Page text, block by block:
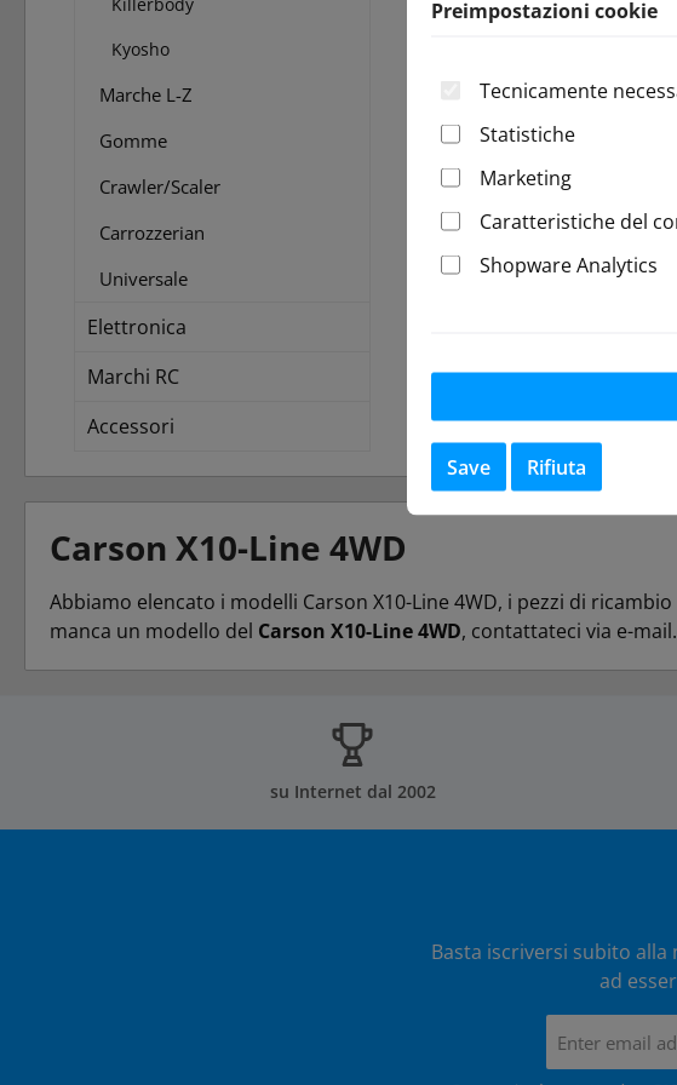
Killerbody
Kyosho
Marche L-Z
Gomme
Crawler/Scaler
Carrozzerian
Universale
Elettronica
Marchi RC
Accessori
Carson X10-Line 4WD
Abbiamo elencato i modelli Carson X10-Line 4WD, i pezzi di
manca un modello del Carson X10-Line 4WD, contattateci via e-mail.
su Internet dal 2002
Basta iscriversi subito
ad
e-
Preimpostazioni cookie
Tecnicamente
Statistiche
Marketing
Caratteristiche del
Shopware Analytics
Save Rifiuta